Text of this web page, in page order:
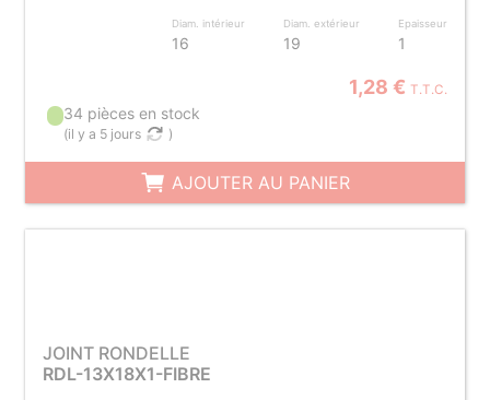
Diam. intérieur
16
Diam. extérieur
19
Epaisseur
1
1,28 € T.T.C.
34 pièces en stock
(il y a 5 jours )
AJOUTER AU PANIER
JOINT RONDELLE
RDL-13X18X1-FIBRE